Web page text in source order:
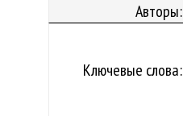
Авторы:
Ключевые слова: